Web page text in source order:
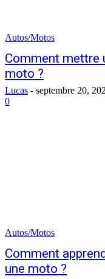
Autos/Motos
Comment mettre
moto ?
Lucas - septembre 20,
0
Autos/Motos
Comment
une moto ?